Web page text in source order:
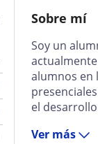
Sobre mí
Soy un
alumnos en
el
Ver más